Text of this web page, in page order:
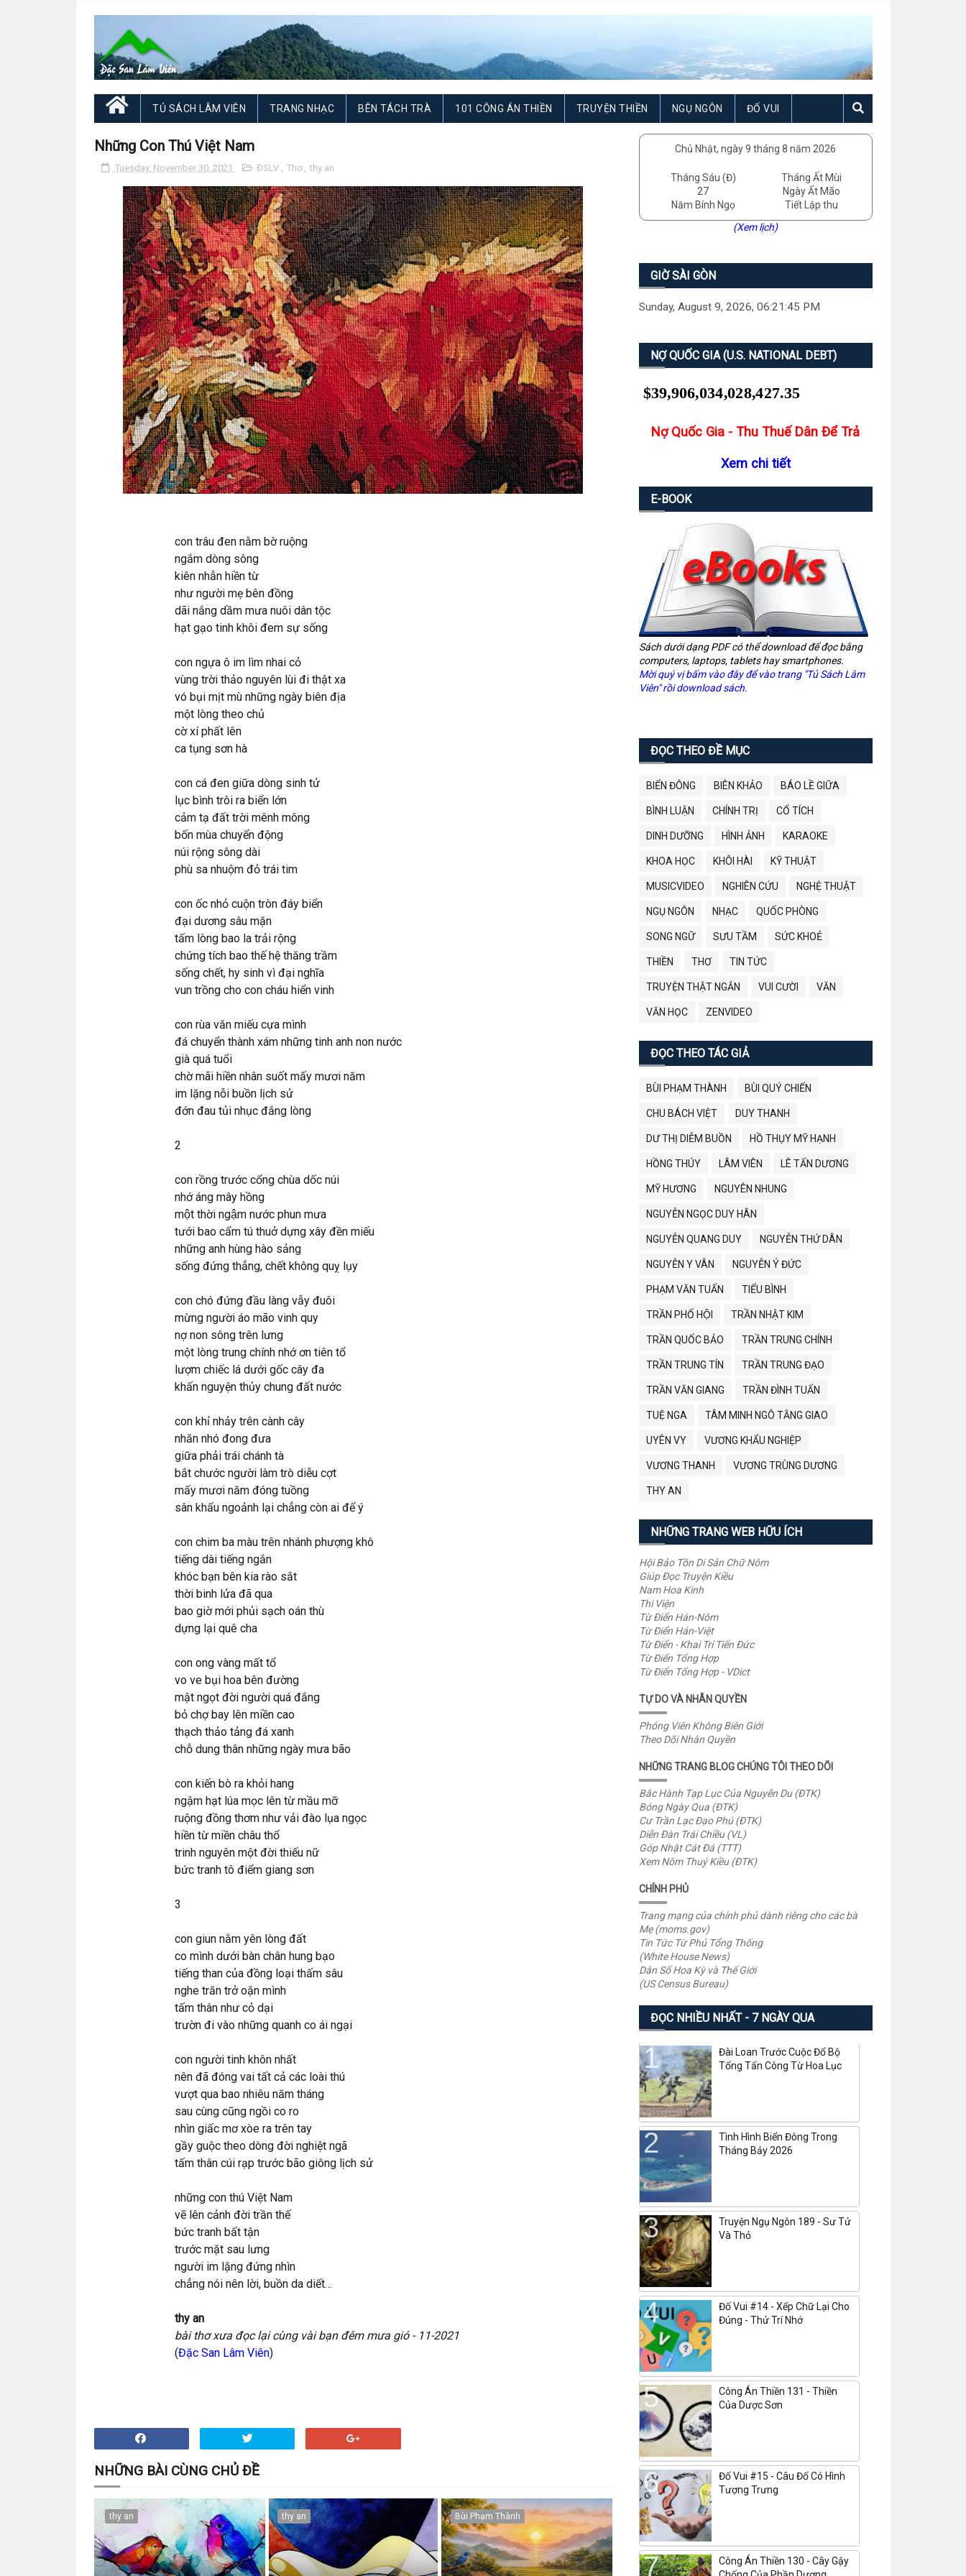
TỦ SÁCH LÂM VIÊN TRANG NHẠC BÊN TÁCH TRÀ 101 CÔNG ÁN THIỀN TRUYỆN THIỀN NGỤ NGÔN ĐỐ VUI
Những Con Thú Việt Nam
Tuesday, November 30, 2021 ĐSLV , Thơ , thy an
con trâu đen nằm bờ ruộng
ngắm dòng sông
kiên nhẫn hiền từ
như người mẹ bên đồng
dãi nắng dầm mưa nuôi dân tộc
hạt gạo tinh khôi đem sự sống
con ngựa ô im lìm nhai cỏ
vùng trời thảo nguyên lùi đi thật xa
vó bụi mịt mù những ngày biên địa
một lòng theo chủ
cờ xí phất lên
ca tụng sơn hà
con cá đen giữa dòng sinh tử
lục bình trôi ra biển lớn
cảm tạ đất trời mênh mông
bốn mùa chuyển động
núi rộng sông dài
phù sa nhuộm đỏ trái tim
con ốc nhỏ cuộn tròn đáy biển
đại dương sâu mặn
tấm lòng bao la trải rộng
chứng tích bao thế hệ thăng trầm
sống chết, hy sinh vì đại nghĩa
vun trồng cho con cháu hiển vinh
con rùa văn miếu cựa mình
đá chuyển thành xám những tinh anh non nước
già quá tuổi
chờ mãi hiền nhân suốt mấy mươi năm
im lặng nỗi buồn lịch sử
đớn đau tủi nhục đắng lòng
2
con rồng trước cổng chùa dốc núi
nhớ áng mây hồng
một thời ngậm nước phun mưa
tưới bao cẩm tú thuở dựng xây đền miếu
những anh hùng hào sảng
sống đứng thẳng, chết không quỵ lụy
con chó đứng đầu làng vẫy đuôi
mừng người áo mão vinh quy
nợ non sông trên lưng
một lòng trung chính nhớ ơn tiên tổ
lượm chiếc lá dưới gốc cây đa
khấn nguyện thủy chung đất nước
con khỉ nhảy trên cành cây
nhăn nhó đong đưa
giữa phải trái chánh tà
bắt chước người làm trò diễu cợt
mấy mươi năm đóng tuồng
sân khấu ngoảnh lại chẳng còn ai để ý
con chim ba màu trên nhánh phượng khô
tiếng dài tiếng ngắn
khóc bạn bên kia rào sắt
thời binh lửa đã qua
bao giờ mới phủi sạch oán thù
dựng lại quê cha
con ong vàng mất tổ
vo ve bụi hoa bên đường
mật ngọt đời người quá đắng
bỏ chợ bay lên miền cao
thạch thảo tảng đá xanh
chỗ dung thân những ngày mưa bão
con kiến bò ra khỏi hang
ngậm hạt lúa mọc lên từ mầu mỡ
ruộng đồng thơm như vải đào lụa ngọc
hiền từ miền châu thổ
trinh nguyên một đời thiếu nữ
bức tranh tô điểm giang sơn
3
con giun nằm yên lòng đất
co mình dưới bàn chân hung bạo
tiếng than của đồng loại thấm sâu
nghe trăn trở oặn mình
tấm thân như cỏ dại
trườn đi vào những quanh co ái ngại
con người tinh khôn nhất
nên đã đóng vai tất cả các loài thú
vượt qua bao nhiêu năm tháng
sau cùng cũng ngồi co ro
nhìn giấc mơ xòe ra trên tay
gầy guộc theo dòng đời nghiệt ngã
tấm thân cúi rạp trước bão giông lịch sử
những con thú Việt Nam
vẽ lên cảnh đời trần thế
bức tranh bất tận
trước mặt sau lưng
người im lặng đứng nhìn
chẳng nói nên lời, buồn da diết…
thy an
bài thơ xưa đọc lại cùng vài bạn đêm mưa gió - 11-2021
(Đặc San Lâm Viên)
NHỮNG BÀI CÙNG CHỦ ĐỀ
thy an thy an Bùi Phạm Thành
Chủ Nhật, ngày 9 tháng 8 năm 2026
Tháng Sáu (Đ)
27
Năm Bính Ngọ
Tháng Ất Mùi
Ngày Ất Mão
Tiết Lập thu
(Xem lịch)
GIỜ SÀI GÒN
Sunday, August 9, 2026, 06:21:46 PM
NỢ QUỐC GIA (U.S. NATIONAL DEBT)
Nợ Quốc Gia - Thu Thuế Dân Để Trả
Xem chi tiết
E-BOOK
Sách dưới dạng PDF có thể download để đọc bằng
computers, laptops, tablets hay smartphones.
Mời quý vị bấm vào đây để vào trang "Tủ Sách Lâm
Viên" rồi download sách.
ĐỌC THEO ĐỀ MỤC
BIỂN ĐÔNG BIÊN KHẢO BÁO LỀ GIỮA
BÌNH LUẬN CHÍNH TRỊ CỔ TÍCH
DINH DƯỠNG HÌNH ẢNH KARAOKE
KHOA HỌC KHÔI HÀI KỸ THUẬT
MUSICVIDEO NGHIÊN CỨU NGHỆ THUẬT
NGỤ NGÔN NHẠC QUỐC PHÒNG
SONG NGỮ SƯU TẦM SỨC KHOẺ
THIỀN THƠ TIN TỨC
TRUYỆN THẬT NGẮN VUI CƯỜI VĂN
VĂN HỌC ZENVIDEO
ĐỌC THEO TÁC GIẢ
BÙI PHẠM THÀNH BÙI QUÝ CHIẾN
CHU BÁCH VIỆT DUY THANH
DƯ THỊ DIỄM BUỒN HỒ THỤY MỸ HẠNH
HỒNG THÚY LÂM VIÊN LÊ TẤN DƯƠNG
MỸ HƯƠNG NGUYÊN NHUNG
NGUYỄN NGỌC DUY HÂN
NGUYỄN QUANG DUY NGUYỄN THỨ DÂN
NGUYỄN Y VÂN NGUYỄN Ý ĐỨC
PHẠM VĂN TUẤN TIỂU BÌNH
TRẦN PHỐ HỘI TRẦN NHẬT KIM
TRẦN QUỐC BẢO TRẦN TRUNG CHÍNH
TRẦN TRUNG TÍN TRẦN TRUNG ĐẠO
TRẦN VĂN GIANG TRẦN ĐÌNH TUẤN
TUỆ NGA TÂM MINH NGÔ TẰNG GIAO
UYÊN VY VƯƠNG KHẨU NGHIỆP
VƯƠNG THANH VƯƠNG TRÙNG DƯƠNG
THY AN
NHỮNG TRANG WEB HỮU ÍCH
Hội Bảo Tồn Di Sản Chữ Nôm
Giúp Đọc Truyện Kiều
Nam Hoa Kinh
Thi Viện
Từ Điển Hán-Nôm
Từ Điển Hán-Việt
Từ Điển - Khai Trí Tiến Đức
Từ Điển Tổng Hợp
Từ Điển Tổng Hợp - VDict
TỰ DO VÀ NHÂN QUYỀN
Phóng Viên Không Biên Giới
Theo Dõi Nhân Quyền
NHỮNG TRANG BLOG CHÚNG TÔI THEO DÕI
Bắc Hành Tạp Lục Của Nguyễn Du (ĐTK)
Bóng Ngày Qua (ĐTK)
Cư Trần Lạc Đạo Phú (ĐTK)
Diễn Đàn Trái Chiều (VL)
Góp Nhặt Cát Đá (TTT)
Xem Nôm Thuý Kiều (ĐTK)
CHÍNH PHỦ
Trang mạng của chính phủ dành riêng cho các bà
Mẹ (moms.gov)
Tin Tức Từ Phủ Tổng Thống
(White House News)
Dân Số Hoa Kỳ và Thế Giới
(US Census Bureau)
ĐỌC NHIỀU NHẤT - 7 NGÀY QUA
Đài Loan Trước Cuộc Đổ Bộ
Tổng Tấn Công Từ Hoa Lục
Tình Hình Biển Đông Trong
Tháng Bảy 2026
Truyện Ngụ Ngôn 189 - Sư Tử
Và Thỏ
Đố Vui #14 - Xếp Chữ Lại Cho
Đúng - Thử Trí Nhớ
Công Án Thiền 131 - Thiền
Của Dược Sơn
Đố Vui #15 - Câu Đố Có Hình
Tượng Trưng
Công Án Thiền 130 - Cây Gậy